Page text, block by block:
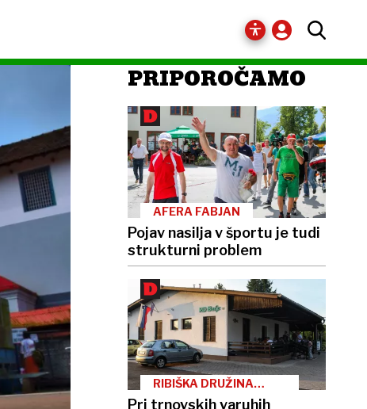
PRIPOROČAMO
AFERA FABJAN
Pojav nasilja v športu je tudi
strukturni problem
RIBIŠKA DRUŽINA
BARJE
Pri trnovskih varuhih